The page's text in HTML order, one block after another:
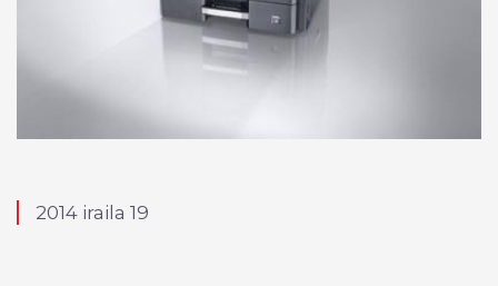
2014 iraila 19